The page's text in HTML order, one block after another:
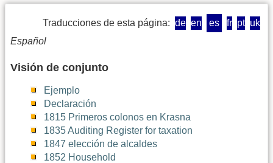
Traducciones de esta página: de en es fr pt uk
Español
Visión de conjunto
Ejemplo
Declaración
1815 Primeros colonos en Krasna
1835 Auditing Register for taxation
1847 elección de alcaldes
1852 Household